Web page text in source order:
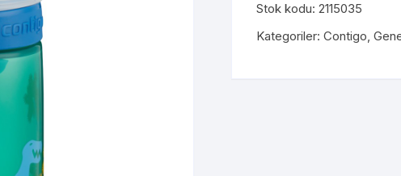
Stok kodu: 2115035
Kategoriler: Contigo,